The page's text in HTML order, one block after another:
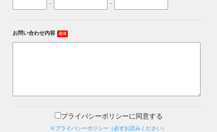
- -
お問い合わせ内容 必須
プライバシーポリシーに同意する
※プライバシーポリシー（必ずお読みください）